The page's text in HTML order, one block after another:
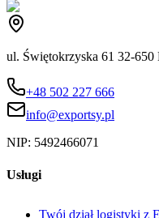
ul. Świętokrzyska 61 32-650
+48 502 227 666
info@exportsy.pl
NIP: 5492466071
Usługi
Twój dział logistyki z